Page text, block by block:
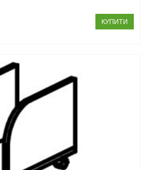
КУПИТИ